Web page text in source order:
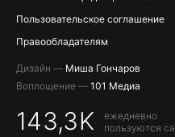
Пользовательское соглашение
Правообладателям
Дизайн — Миша Гончаров
Воплощение — 101 Медиа
143,3K
ежедневно
пользуются